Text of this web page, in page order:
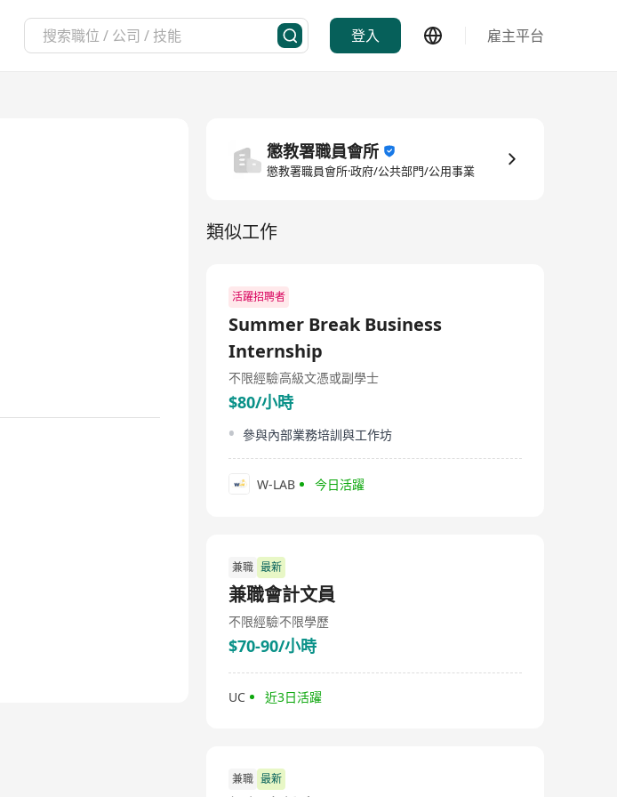
登入 雇主平台
懲教署職員會所
懲教署職員會所·政府/公共部門/公用事業
類似工作
活躍招聘者
Summer Break Business
Internship
不限經驗高級文憑或副學士
$80/小時
參與內部業務培訓與工作坊
W-LAB 今日活躍
兼職 最新
兼職會計文員
不限經驗不限學歷
$70-90/小時
UC 近3日活躍
兼職 最新